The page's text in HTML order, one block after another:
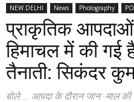
NEW DELHI
News Photography
प्राकृतिक
हिमाचल में की
तैनाती: सिकंदर
बोले.... आपदा के दौरान जान -माल